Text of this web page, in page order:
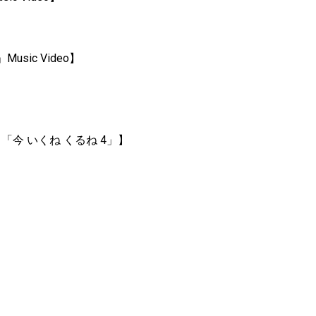
Video】
今 いくね くるね 4」】